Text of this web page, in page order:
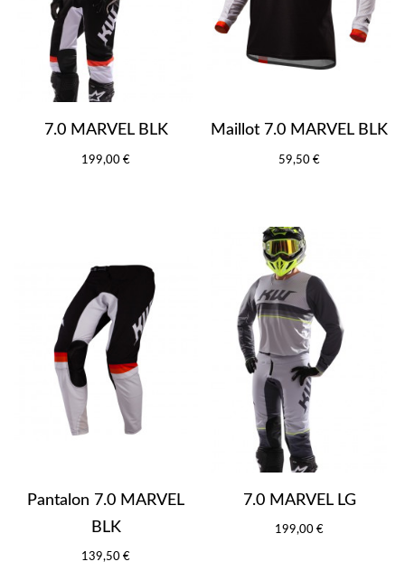
7.0 MARVEL BLK
199,00 €
Maillot 7.0 MARVEL BLK
59,50 €
Pantalon 7.0 MARVEL
BLK
139,50 €
7.0 MARVEL LG
199,00 €